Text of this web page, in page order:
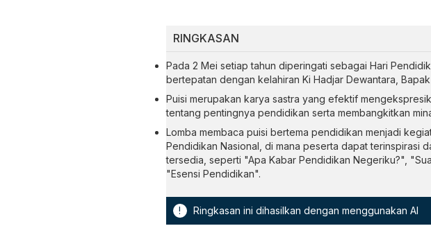
RINGKASAN
Pada 2 Mei setiap tahun diperingati sebagai Hari
bertepatan dengan kelahiran Ki Hadjar Dewantara,
Puisi merupakan karya sastra yang efektif
tentang pentingnya pendidikan serta membangkitkan
Lomba membaca puisi bertema pendidikan menjadi
Pendidikan Nasional, di mana peserta dapat terinspirasi
tersedia, seperti "Apa Kabar Pendidikan Negeriku?",
"Esensi Pendidikan".
! Ringkasan ini dihasilkan dengan menggunakan AI